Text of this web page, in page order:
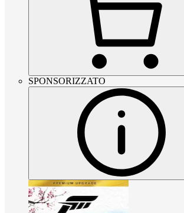
SPONSORIZZATO